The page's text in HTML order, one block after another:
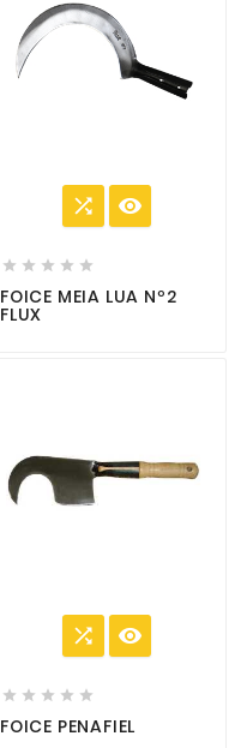
 
    
FOICE MEIA LUA Nº2
FLUX
 
    
FOICE PENAFIEL